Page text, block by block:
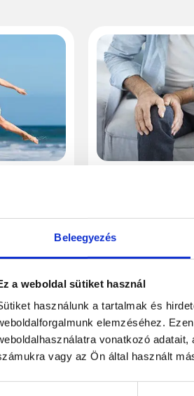
Beleegyezés
a weboldal sütiket használ
használunk a tartalmak és
elemzéséhez.
vonatkozó
vagy az Ön által használt
meg,
A térdfájdalom
azonban
testmozgással,